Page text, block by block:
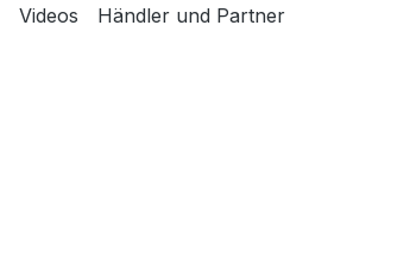
Videos Händler und Partner